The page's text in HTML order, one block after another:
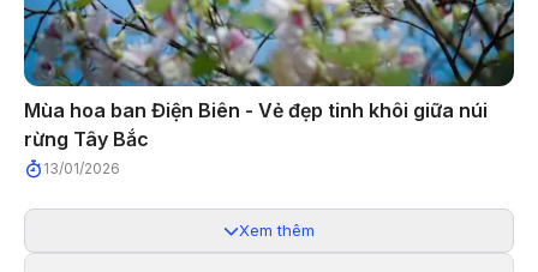
Mùa hoa ban Điện Biên - Vẻ đẹp tinh khôi giữa núi
rừng Tây Bắc
13/01/2026
Xem thêm